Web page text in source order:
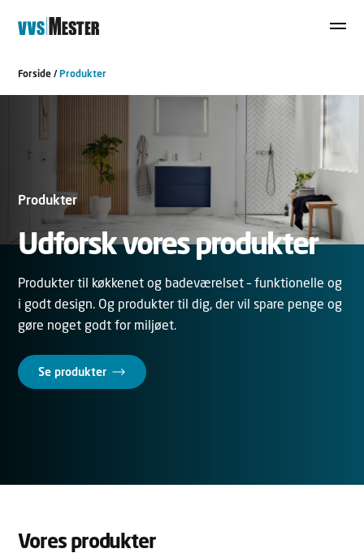
Forside /Produkter
Produkter
Udforsk vores produkter
Produkter til køkkenet og badeværelset – funktionelle og
i godt design. Og produkter til dig, der vil spare penge og
gøre noget godt for miljøet.
Se produkter
Vores produkter